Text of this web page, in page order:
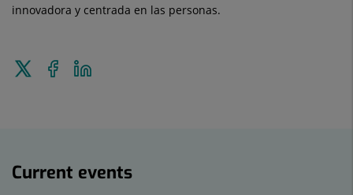
innovadora y centrada en las personas.
Tweet
this
Share
Current events